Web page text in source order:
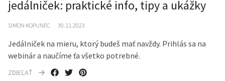
jedálniček: praktické info, tipy a ukážky
SIMON KOPUNEC 30.11.2023
Jedálniček na mieru, ktorý budeš mať navždy. Prihlás sa na
webinár a naučíme ťa všetko potrebné.
ZDIEĽAŤ